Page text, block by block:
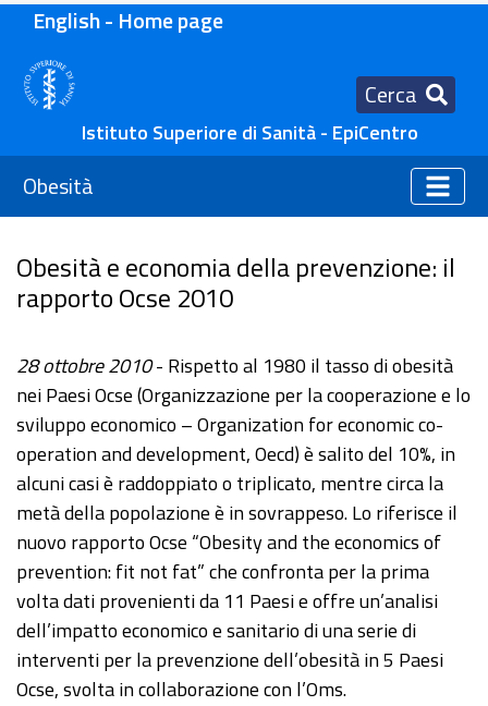
English - Home page
Cerca
Istituto Superiore di Sanità - EpiCentro
Obesità
Obesità e economia della prevenzione: il
rapporto Ocse 2010
28 ottobre 2010- Rispetto al 1980 il tasso di obesità
nei Paesi Ocse (Organizzazione per la cooperazione e lo
sviluppo economico – Organization for economic co-
operation and development, Oecd) è salito del 10%, in
alcuni casi è raddoppiato o triplicato, mentre circa la
metà della popolazione è in sovrappeso. Lo riferisce il
nuovo rapporto Ocse “Obesity and the economics of
prevention: fit not fat” che confronta per la prima
volta dati provenienti da 11 Paesi e offre un’analisi
dell’impatto economico e sanitario di una serie di
interventi per la prevenzione dell’obesità in 5 Paesi
Ocse, svolta in collaborazione con l’Oms.